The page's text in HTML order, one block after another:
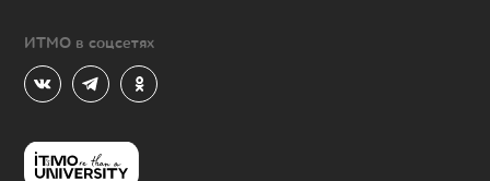
ИТМО в соцсетях